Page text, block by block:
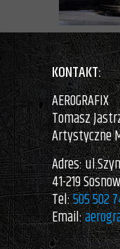
KONTAKT:
AEROGRAFIX
Tomasz
Artystyczne
Adres:
41-219
Tel:505 502
Email: